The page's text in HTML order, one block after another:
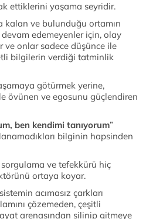
ettiklerini yaşama seyridir.
kalan ve bulunduğu ortamın
devam edemeyenler için, olay
ve onlar sadece düşünce ile
bilgilerin verdiği tatminlik
götürmek yerine,
övünen ve egosunu güçlendiren
ben kendimi tanıyorum”
bilginin hapsinden
ve tefekkürü hiç
ortaya koyar.
acımasız çarkları
çözemeden, çeşitli
arenasından silinip gitmeye